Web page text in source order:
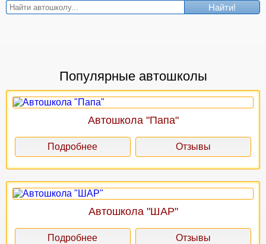
Найти!
Популярные автошколы
Автошкола "Папа"
Подробнее Отзывы
Автошкола "ШАР"
Подробнее Отзывы